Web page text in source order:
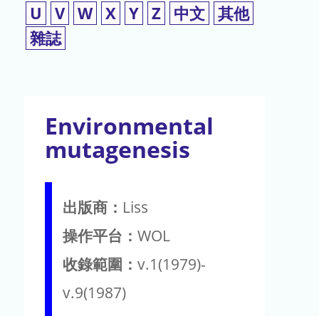
U
V W X Y Z 中文 其他
雜誌
Environmental
mutagenesis
出版商： Liss
操作平台： WOL
收錄範圍： v.1(1979)-
v.9(1987)